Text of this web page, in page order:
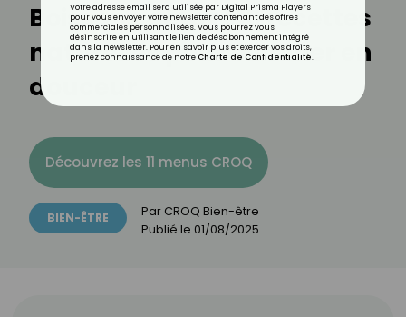
Boissons détox : 10 recettes
naturelles pour éliminer en
douceur
Découvrez les 11 menus CROQ
BIEN-ÊTRE Par CROQ Bien-être
Publié le 01/08/2025
Votre adresse email sera utilisée par Digital Prisma Players
pour vous envoyer votre newsletter contenant des offres
commerciales personnalisées. Vous pourrez vous
désinscrire en utilisant le lien de désabonnement intégré
dans la newsletter. Pour en savoir plus et exercer vos droits,
prenez connaissance de notre Charte de Confidentialité.